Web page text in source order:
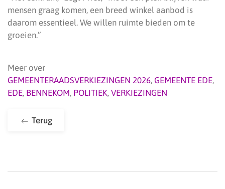
mensen graag komen, een breed winkel aanbod is
daarom essentieel. We willen ruimte bieden om te
groeien.”
Meer over
GEMEENTERAADSVERKIEZINGEN 2026, GEMEENTE EDE,
EDE, BENNEKOM, POLITIEK, VERKIEZINGEN
Terug